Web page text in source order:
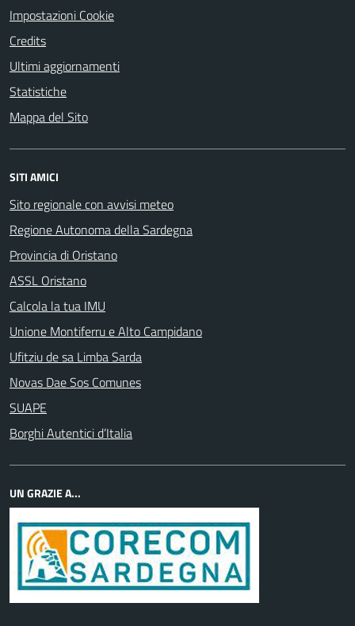
Impostazioni Cookie
Credits
Ultimi aggiornamenti
Statistiche
Mappa del Sito
SITI AMICI
Sito regionale con avvisi meteo
Regione Autonoma della Sardegna
Provincia di Oristano
ASSL Oristano
Calcola la tua IMU
Unione Montiferru e Alto Campidano
Ufitziu de sa Limba Sarda
Novas Dae Sos Comunes
SUAPE
Borghi Autentici d’Italia
UN GRAZIE A...